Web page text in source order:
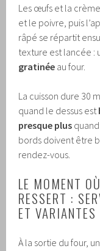
Les œufs et la
et le poivre, puis
râpé se répartit
texture est lancée :
gratinée au four.
La cuisson dure 30
quand le dessus est
presque plus
bords doivent être
rendez-vous.
LE MOMENT
RESSERT :
ET
À la sortie du four,